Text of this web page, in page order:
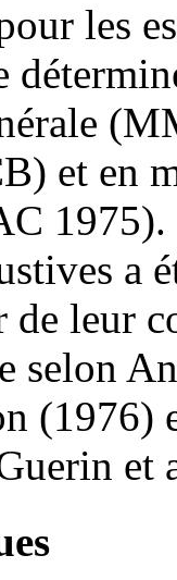
les
et en
a
de leur
selon
(1976)
et